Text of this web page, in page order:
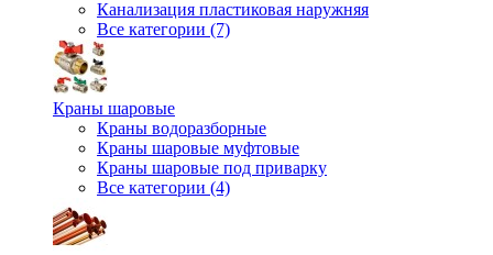
Канализация пластиковая наружняя
Все категории (7)
Краны шаровые
Краны водоразборные
Краны шаровые муфтовые
Краны шаровые под приварку
Все категории (4)